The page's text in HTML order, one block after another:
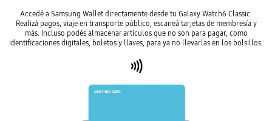
Accedé a Samsung Wallet directamente desde tu Galaxy Watch6 Classic.
Realizá pagos, viaje en transporte público, escaneá tarjetas de membresía y
más. Incluso podés almacenar artículos que no son para pagar, como
identificaciones digitales, boletos y llaves, para ya no llevarlas en los bolsillos.